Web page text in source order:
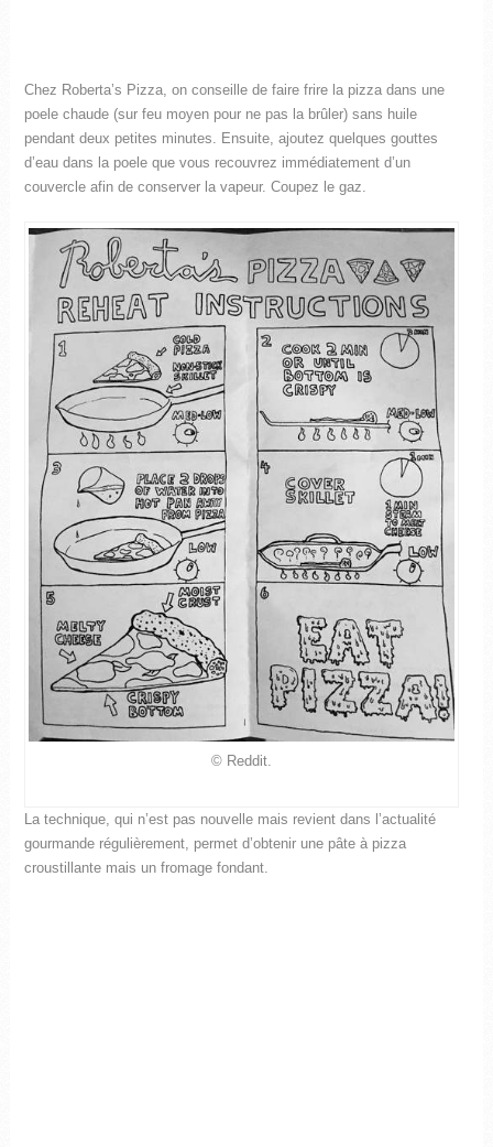
Chez Roberta’s Pizza, on conseille de faire frire la pizza dans une
poele chaude (sur feu moyen pour ne pas la brûler) sans huile
pendant deux petites minutes. Ensuite, ajoutez quelques gouttes
d’eau dans la poele que vous recouvrez immédiatement d’un
couvercle afin de conserver la vapeur. Coupez le gaz.
© Reddit.
La technique, qui n’est pas nouvelle mais revient dans l’actualité
gourmande régulièrement, permet d’obtenir une pâte à pizza
croustillante mais un fromage fondant.